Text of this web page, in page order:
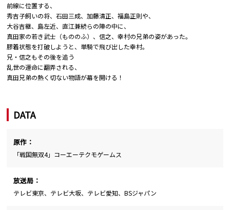
前線に位置する、
秀吉子飼いの将、石田三成、加藤清正、福島正則や、
大谷吉継、島左近、直江兼続らの陣の中に、
真田家の若き武士（もののふ）、信之、幸村の兄弟の姿があった。
膠着状態を打破しようと、単騎で飛び出した幸村。
兄・信之もその後を追う――
乱世の運命に翻弄される、
真田兄弟の熱く切ない物語が幕を開ける！
DATA
原作：
「戦国無双4」コーエーテクモゲームス
放送局：
テレビ東京、テレビ大坂、テレビ愛知、BSジャパン